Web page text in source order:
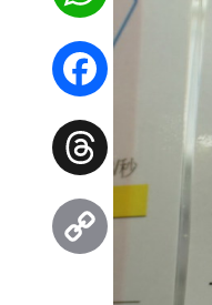
WhatsApp
Facebook
Threads